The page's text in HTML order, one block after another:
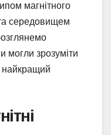
магнітного
середовищем
могли зрозуміти
найкращий